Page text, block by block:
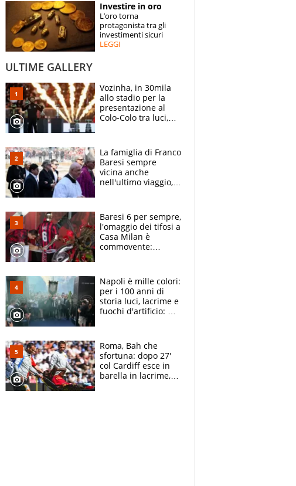
SPECIALI
ESPERTI
Investire in oro
L’oro torna
protagonista tra gli
investimenti sicuri
LEGGI
ULTIME GALLERY
Vozinha, in 30mila
allo stadio per la
presentazione al
Colo-Colo tra luci,
La famiglia di Franco
Baresi sempre
vicina anche
nell'ultimo viaggio,
circondati
dall'affetto dei tifosi
Baresi 6 per sempre,
l'omaggio dei tifosi a
Casa Milan è
commovente:
bigliettini
Napoli è mille colori:
per i 100 anni di
storia luci, lacrime e
fuochi d'artificio: De
Roma, Bah che
sfortuna: dopo 27'
col Cardiff esce in
barella in lacrime,